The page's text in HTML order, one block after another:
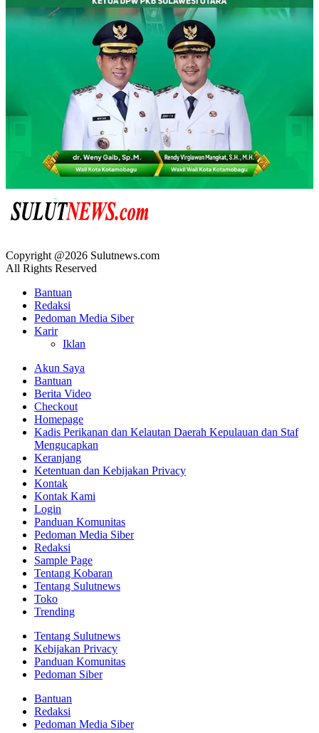
Copyright @2026 Sulutnews.com
All Rights Reserved
Bantuan
Redaksi
Pedoman Media Siber
Karir
Iklan
Akun Saya
Bantuan
Berita Video
Checkout
Homepage
Kadis Perikanan dan Kelautan Daerah Kepulauan dan Staf
Mengucapkan
Keranjang
Ketentuan dan Kebijakan Privacy
Kontak
Kontak Kami
Login
Panduan Komunitas
Pedoman Media Siber
Redaksi
Sample Page
Tentang Kobaran
Tentang Sulutnews
Toko
Trending
Tentang Sulutnews
Kebijakan Privacy
Panduan Komunitas
Pedoman Siber
Bantuan
Redaksi
Pedoman Media Siber